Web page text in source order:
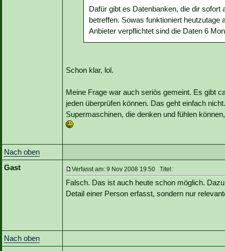
Dafür gibt es Datenbanken, die dir
betreffen. Sowas funktioniert
Anbieter verpflichtet sind die Daten 6
Schon klar, lol.
Meine Frage war auch seriös gemeint. Es gibt
jeden überprüfen können. Das geht einfach
Supermaschinen, die denken und fühlen
Nach oben
Gast
Verfasst am: 9 Nov 2008 19:50 Titel:
Falsch. Das ist auch heute schon möglich.
Detail einer Person erfasst, sondern nur
Nach oben